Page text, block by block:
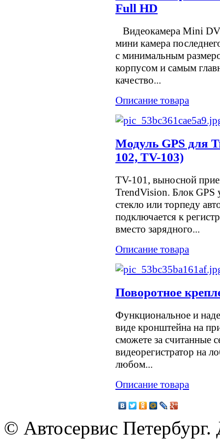
Full HD
Видеокамера Mini
мини камера
с минимальным
корпусом и самым
качество...
Описание товара
Модуль GPS для
102, TV-103)
TV-101, выносной
TrendVision. Блок GPS
стекло или торпеду
подключается к
вместо зарядного...
Описание товара
Поворотное
Функциональное и
виде кронштейна на
сможете за считанные
видеорегистратор на
любом...
Описание товара
© Автосервис